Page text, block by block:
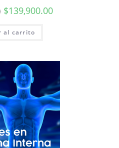
$139,900.00
al carrito